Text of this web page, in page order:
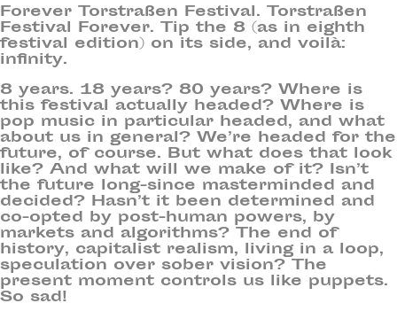
Forever Torstraßen Festival. Torstraßen
Festival Forever. Tip the 8 (as in eighth
festival edition) on its side, and voilà:
infinity.
8 years. 18 years? 80 years? Where is
this festival actually headed? Where is
pop music in particular headed, and what
about us in general? We’re headed for the
future, of course. But what does that look
like? And what will we make of it? Isn’t
the future long-since masterminded and
decided? Hasn’t it been determined and
co-opted by post-human powers, by
markets and algorithms? The end of
history, capitalist realism, living in a loop,
speculation over sober vision? The
present moment controls us like puppets.
So sad!